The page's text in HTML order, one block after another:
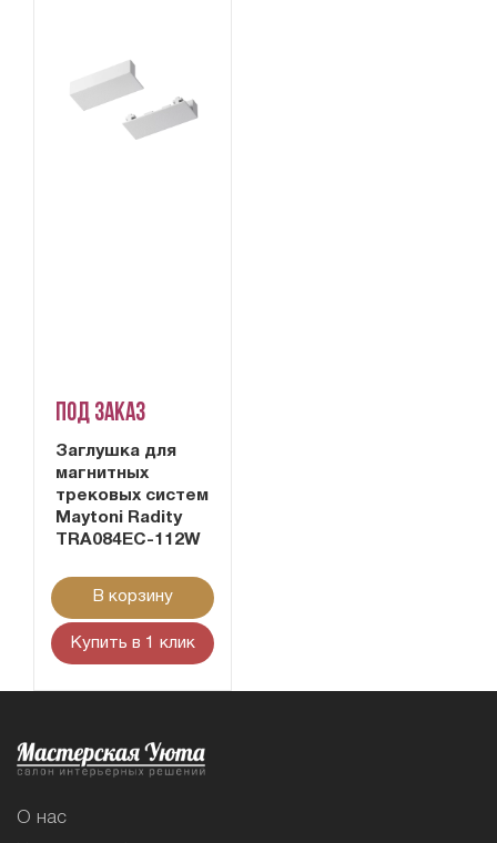
Под заказ
Заглушка для
магнитных
трековых систем
Maytoni Radity
TRA084EC-112W
В корзину
Купить в 1 клик
О нас